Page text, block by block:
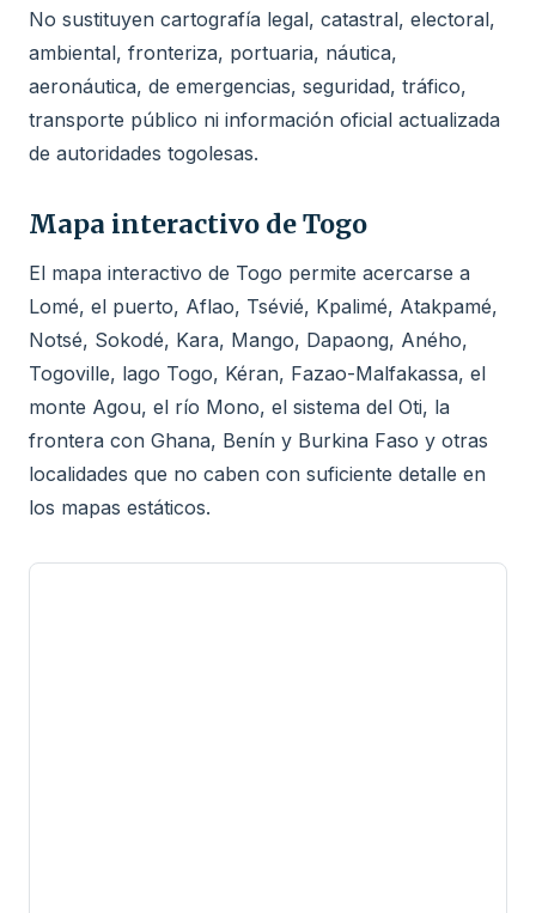
No sustituyen cartografía legal, catastral, electoral,
ambiental, fronteriza, portuaria, náutica,
aeronáutica, de emergencias, seguridad, tráfico,
transporte público ni información oficial actualizada
de autoridades togolesas.
Mapa interactivo de Togo
El mapa interactivo de Togo permite acercarse a
Lomé, el puerto, Aflao, Tsévié, Kpalimé, Atakpamé,
Notsé, Sokodé, Kara, Mango, Dapaong, Aného,
Togoville, lago Togo, Kéran, Fazao-Malfakassa, el
monte Agou, el río Mono, el sistema del Oti, la
frontera con Ghana, Benín y Burkina Faso y otras
localidades que no caben con suficiente detalle en
los mapas estáticos.